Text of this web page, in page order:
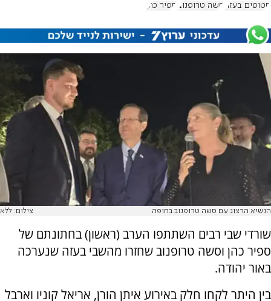
חטופים בעזה סשה טרופנוב ספיר כהן
הנשיא הרצוג עם סשה טרופנוב בחופה צילום: ללא
שורדי שבי רבים השתתפו הערב (ראשון) בחתונתם של
ספיר כהן וסשה טרופנוב שחזרו מהשבי בעזה שנערכה
באור יהודה.
בין היתר לקחו חלק באירוע איתן הורן, אריאל קוניו וארבל